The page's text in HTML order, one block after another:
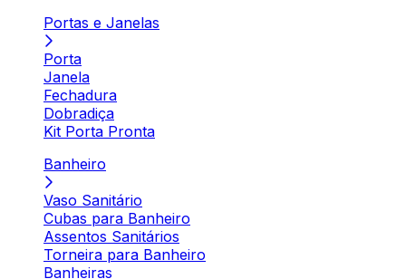
Portas e Janelas
Porta
Janela
Fechadura
Dobradiça
Kit Porta Pronta
Banheiro
Vaso Sanitário
Cubas para Banheiro
Assentos Sanitários
Torneira para Banheiro
Banheiras